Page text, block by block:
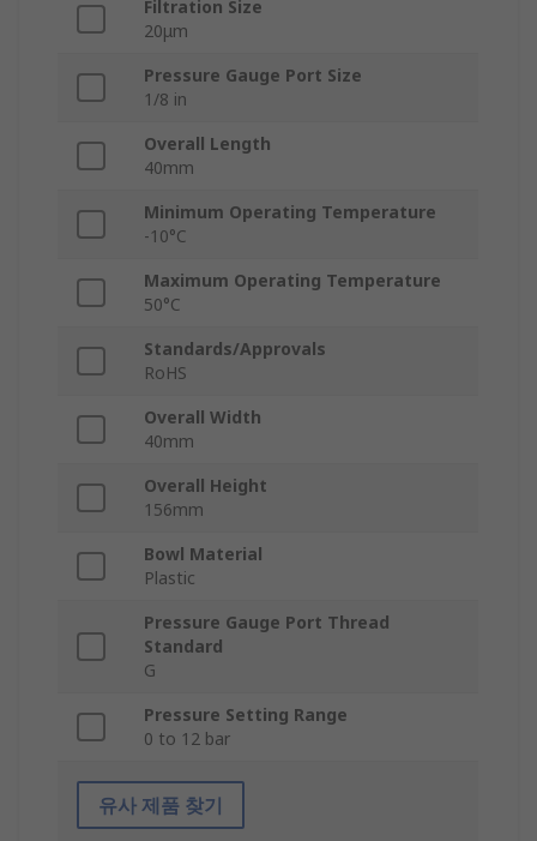
Filtration Size
20μm
Pressure Gauge Port Size
1/8 in
Overall Length
40mm
Minimum Operating Temperature
-10°C
Maximum Operating Temperature
50°C
Standards/Approvals
RoHS
Overall Width
40mm
Overall Height
156mm
Bowl Material
Plastic
Pressure Gauge Port Thread
Standard
G
Pressure Setting Range
0 to 12 bar
유사 제품 찾기